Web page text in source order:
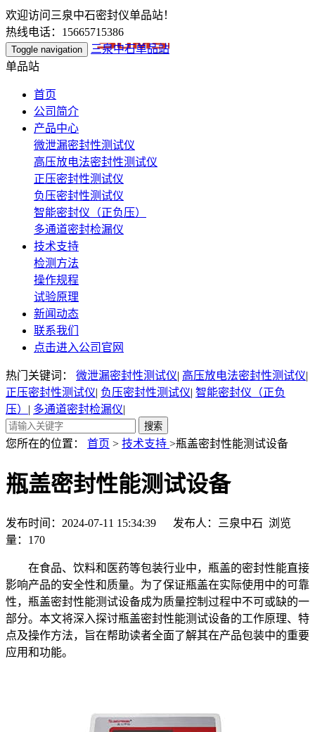
欢迎访问三泉中石密封仪单品站！
热线电话：15665715386
Toggle navigation
三泉中石单品站
单品站
首页
公司简介
产品中心
微泄漏密封性测试仪
高压放电法密封性测试仪
正压密封性测试仪
负压密封性测试仪
智能密封仪（正负压）
多通道密封检漏仪
技术支持
检测方法
操作规程
试验原理
新闻动态
联系我们
点击进入公司官网
热门关键词： 微泄漏密封性测试仪| 高压放电法密封性测试仪|
正压密封性测试仪| 负压密封性测试仪| 智能密封仪（正负
压） | 多通道密封检漏仪|
您所在的位置： 首页 > 技术支持 >瓶盖密封性能测试设备
瓶盖密封性能测试设备
发布时间：2024-07-11 15:34:39 发布人：三泉中石 浏览
量： 170
在食品、饮料和医药等包装行业中，瓶盖的密封性能直接
影响产品的安全性和质量。为了保证瓶盖在实际使用中的可靠
性，瓶盖密封性能测试设备成为质量控制过程中不可或缺的一
部分。本文将深入探讨瓶盖密封性能测试设备的工作原理、特
点及操作方法，旨在帮助读者全面了解其在产品包装中的重要
应用和功能。